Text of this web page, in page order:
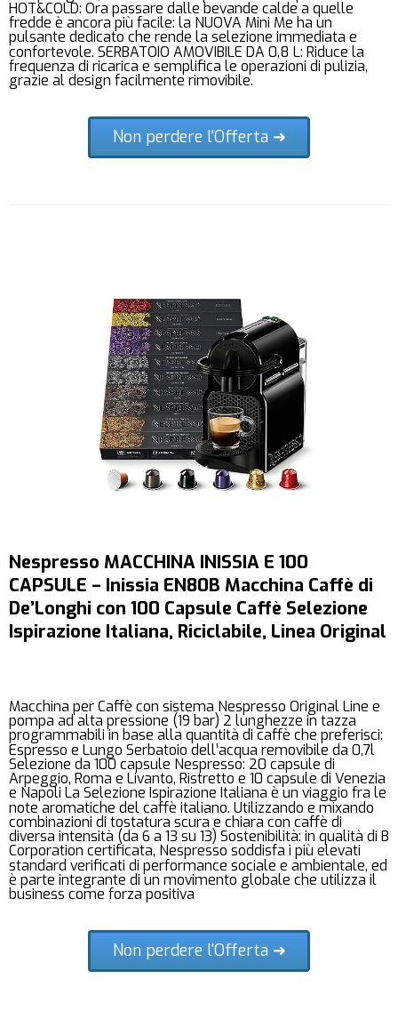
HOT&COLD: Ora passare dalle bevande calde a quelle
fredde è ancora più facile: la NUOVA Mini Me ha un
pulsante dedicato che rende la selezione immediata e
confortevole. SERBATOIO AMOVIBILE DA 0,8 L: Riduce la
frequenza di ricarica e semplifica le operazioni di pulizia,
grazie al design facilmente rimovibile.
Non perdere l'Offerta ➜
Nespresso MACCHINA INISSIA E 100
CAPSULE – Inissia EN80B Macchina Caffè di
De’Longhi con 100 Capsule Caffè Selezione
Ispirazione Italiana, Riciclabile, Linea Original
Macchina per Caffè con sistema Nespresso Original Line e
pompa ad alta pressione (19 bar) 2 lunghezze in tazza
programmabili in base alla quantità di caffè che preferisci:
Espresso e Lungo Serbatoio dell’acqua removibile da 0,7l
Selezione da 100 capsule Nespresso: 20 capsule di
Arpeggio, Roma e Livanto, Ristretto e 10 capsule di Venezia
e Napoli La Selezione Ispirazione Italiana è un viaggio fra le
note aromatiche del caffè italiano. Utilizzando e mixando
combinazioni di tostatura scura e chiara con caffè di
diversa intensità (da 6 a 13 su 13) Sostenibilità: in qualità di B
Corporation certificata, Nespresso soddisfa i più elevati
standard verificati di performance sociale e ambientale, ed
è parte integrante di un movimento globale che utilizza il
business come forza positiva
Non perdere l'Offerta ➜